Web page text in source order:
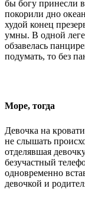
бы богу принесли
покорили дно
худой конец
умны. В одной
обзавелась
подумать, то без
Море, тогда
Девочка на
не слышать
отделявшая
безучастный
одновременно
девочкой и